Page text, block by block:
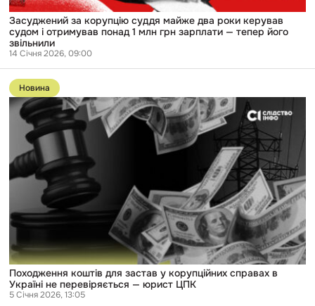
млн
грн
зарплати
його
звільнили
Засуджений за корупцію суддя майже два роки керував
судом і отримував понад 1 млн грн зарплати — тепер його
звільнили
14 Січня 2026, 09:00
Перейти
до
публікації
Походження
коштів
застав
корупційних
справах
перевіряється
юрист
ЦПК
Новина
Походження коштів для застав у корупційних справах в
Україні не перевіряється — юрист ЦПК
5 Січня 2026, 13:05